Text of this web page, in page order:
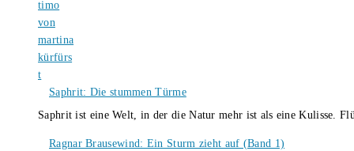
Saphrit: Die stummen Türme
Saphrit ist eine Welt, in der die Natur mehr ist als eine Kulisse.
Ragnar Brausewind: Ein Sturm zieht auf (Band 1)